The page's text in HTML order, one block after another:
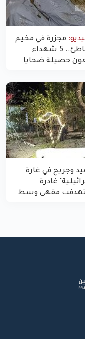
مجزرة في مخيم
الشاطئ.. 5 شهداء
حصيلة ضحايا
وجريح في غارة
غادرة
مقهى وسط